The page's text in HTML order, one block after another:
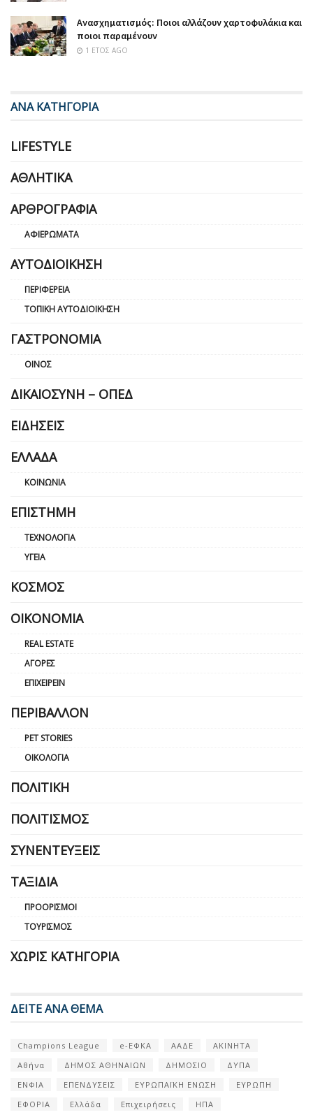
Ανασχηματισμός: Ποιοι αλλάζουν χαρτοφυλάκια και
ποιοι παραμένουν
1 ΈΤΟΣ AGO
ΑΝΑ ΚΑΤΗΓΟΡΙΑ
LIFESTYLE
ΑΘΛΗΤΙΚΆ
ΑΡΘΡΟΓΡΑΦΊΑ
ΑΦΙΕΡΏΜΑΤΑ
ΑΥΤΟΔΙΟΊΚΗΣΗ
ΠΕΡΙΦΈΡΕΙΑ
ΤΟΠΙΚΉ ΑΥΤΟΔΙΟΊΚΗΣΗ
ΓΑΣΤΡΟΝΟΜΊΑ
ΟΊΝΟΣ
ΔΙΚΑΙΟΣΎΝΗ – ΟΠΕΔ
ΕΙΔΉΣΕΙΣ
ΕΛΛΆΔΑ
ΚΟΙΝΩΝΊΑ
ΕΠΙΣΤΉΜΗ
ΤΕΧΝΟΛΟΓΊΑ
ΥΓΕΊΑ
ΚΌΣΜΟΣ
ΟΙΚΟΝΟΜΊΑ
REAL ESTATE
ΑΓΟΡΈΣ
ΕΠΙΧΕΙΡΕΊΝ
ΠΕΡΙΒΆΛΛΟΝ
PET STORIES
ΟΙΚΟΛΟΓΊΑ
ΠΟΛΙΤΙΚΉ
ΠΟΛΙΤΙΣΜΌΣ
ΣΥΝΕΝΤΕΎΞΕΙΣ
ΤΑΞΊΔΙΑ
ΠΡΟΟΡΙΣΜΟΊ
ΤΟΥΡΙΣΜΌΣ
ΧΩΡΊΣ ΚΑΤΗΓΟΡΊΑ
ΔΕΙΤΕ ΑΝΑ ΘΕΜΑ
Champions League e-ΕΦΚΑ ΑΑΔΕ
ΑΚΙΝΗΤΑ
Αθήνα
ΔΗΜΟΣ ΑΘΗΝΑΙΩΝ ΔΗΜΟΣΙΟ
ΔΥΠΑ
ΕΝΦΙΑ
ΕΠΕΝΔΥΣΕΙΣ ΕΥΡΩΠΑΪΚΗ ΕΝΩΣΗ
ΕΥΡΩΠΗ
ΕΦΟΡΙΑ
Ελλάδα Επιχειρήσεις
ΗΠΑ